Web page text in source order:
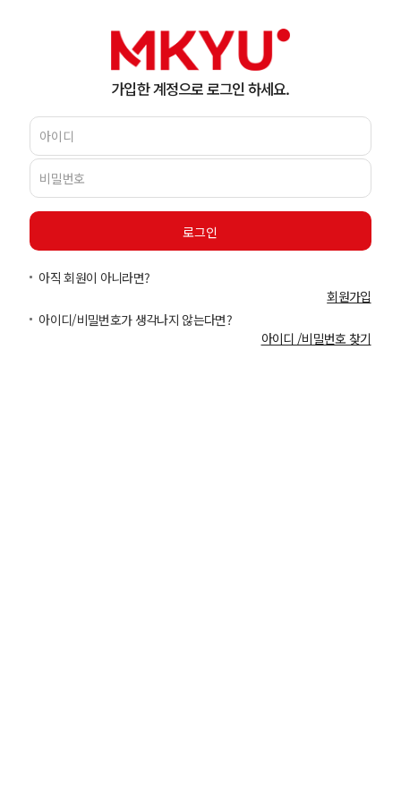
가입한 계정으로 로그인 하세요.
아직 회원이 아니라면?
회원가입
아이디/비밀번호가 생각나지 않는다면?
아이디 /비밀번호 찾기